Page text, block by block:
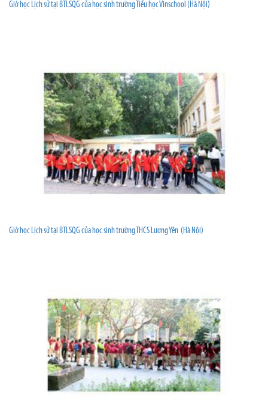
Giờ học Lịch sử tại BTLSQG của học sinh trường Tiểu học Vinschool (Hà Nội)
Giờ học Lịch sử tại BTLSQG của học sinh trường THCS Lương Yên (Hà Nội)